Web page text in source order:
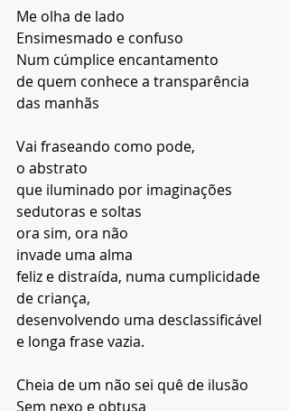
Me olha de lado
Ensimesmado e confuso
Num cúmplice encantamento
de quem conhece a transparência
das manhãs
Vai fraseando como pode,
o abstrato
que iluminado por imaginações
sedutoras e soltas
ora sim, ora não
invade uma alma
feliz e distraída, numa cumplicidade
de criança,
desenvolvendo uma desclassificável
e longa frase vazia.
Cheia de um não sei quê de ilusão
Sem nexo e obtusa